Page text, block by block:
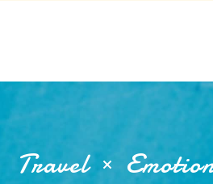
Travel